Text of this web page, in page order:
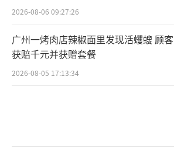
2026-08-06 09:27:26
广州一烤肉店辣椒面里发现活蠼螋 顾客
获赔千元并获赠套餐
2026-08-05 17:13:34